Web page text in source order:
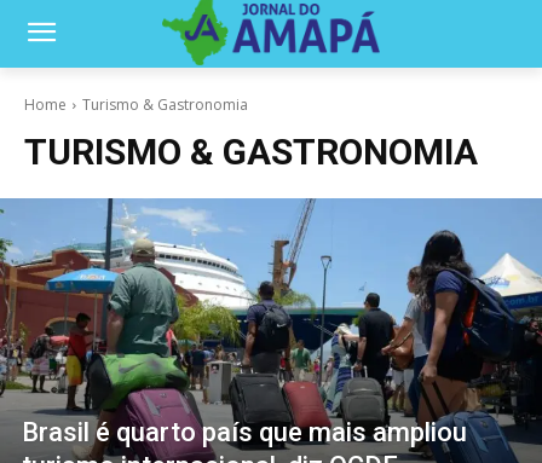
Home Turismo & Gastronomia
TURISMO & GASTRONOMIA
Brasil é quarto país que mais ampliou